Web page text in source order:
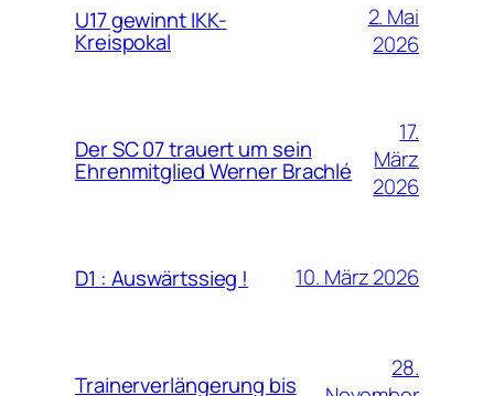
U17 gewinnt IKK-
Kreispokal
2. Mai
2026
Der SC 07 trauert um sein
Ehrenmitglied Werner Brachlé
17.
März
2026
D1 : Auswärtssieg ! 10. März 2026
Trainerverlängerung bis
28.